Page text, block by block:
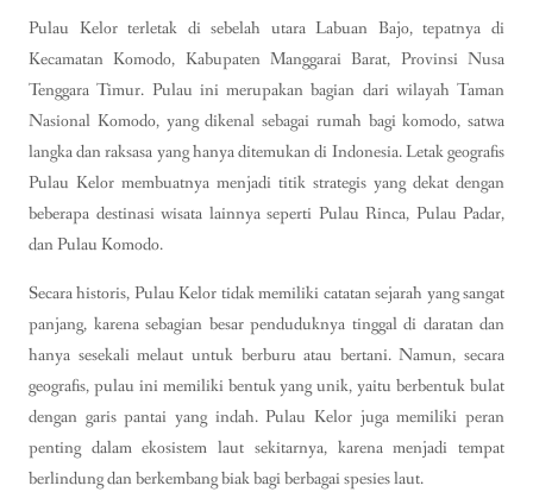
Pulau Kelor terletak di sebelah utara Labuan Bajo, tepatnya di
Kecamatan Komodo, Kabupaten Manggarai Barat, Provinsi Nusa
Tenggara Timur. Pulau ini merupakan bagian dari wilayah Taman
Nasional Komodo, yang dikenal sebagai rumah bagi komodo, satwa
langka dan raksasa yang hanya ditemukan di Indonesia. Letak geografis
Pulau Kelor membuatnya menjadi titik strategis yang dekat dengan
beberapa destinasi wisata lainnya seperti Pulau Rinca, Pulau Padar,
dan Pulau Komodo.
Secara historis, Pulau Kelor tidak memiliki catatan sejarah yang sangat
panjang, karena sebagian besar penduduknya tinggal di daratan dan
hanya sesekali melaut untuk berburu atau bertani. Namun, secara
geografis, pulau ini memiliki bentuk yang unik, yaitu berbentuk bulat
dengan garis pantai yang indah. Pulau Kelor juga memiliki peran
penting dalam ekosistem laut sekitarnya, karena menjadi tempat
berlindung dan berkembang biak bagi berbagai spesies laut.